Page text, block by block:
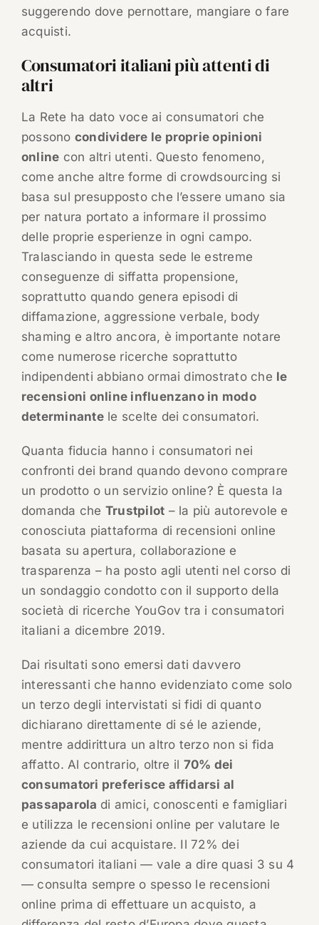
suggerendo dove pernottare, mangiare o fare
acquisti.
Consumatori italiani più attenti di
altri
La Rete ha dato voce ai consumatori che
possono condividere le proprie opinioni
online con altri utenti. Questo fenomeno,
come anche altre forme di crowdsourcing si
basa sul presupposto che l’essere umano sia
per natura portato a informare il prossimo
delle proprie esperienze in ogni campo.
Tralasciando in questa sede le estreme
conseguenze di siffatta propensione,
soprattutto quando genera episodi di
diffamazione, aggressione verbale, body
shaming e altro ancora, è importante notare
come numerose ricerche soprattutto
indipendenti abbiano ormai dimostrato che le
recensioni online influenzano in modo
determinantele scelte dei consumatori.
Quanta fiducia hanno i consumatori nei
confronti dei brand quando devono comprare
un prodotto o un servizio online? È questa la
domanda che Trustpilot – la più autorevole e
conosciuta piattaforma di recensioni online
basata su apertura, collaborazione e
trasparenza – ha posto agli utenti nel corso di
un sondaggio condotto con il supporto della
società di ricerche YouGov tra i consumatori
italiani a dicembre 2019.
Dai risultati sono emersi dati davvero
interessanti che hanno evidenziato come solo
un terzo degli intervistati si fidi di quanto
dichiarano direttamente di sé le aziende,
mentre addirittura un altro terzo non si fida
affatto. Al contrario, oltre il 70% dei
consumatori preferisce affidarsi al
passaparola di amici, conoscenti e famigliari
e utilizza le recensioni online per valutare le
aziende da cui acquistare. Il 72% dei
consumatori italiani — vale a dire quasi 3 su 4
— consulta sempre o spesso le recensioni
online prima di effettuare un acquisto, a